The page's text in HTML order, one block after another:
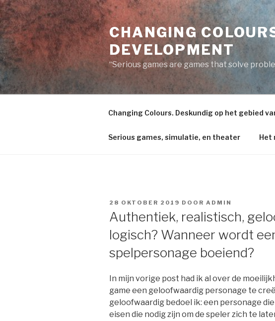
Naar
de
inhoud
springen
CHANGING
DEVELOPMENT
“Serious games are games that solve
Changing Colours. Deskundig op het gebied
Serious games, simulatie, en theater Het
GEPLAATST
28 OKTOBER 2019 DOOR ADMIN
Authentiek, realistisch,
logisch? Wanneer wordt
spelpersonage boeiend?
In mijn vorige post had ik al over de
game een geloofwaardig personage te
geloofwaardig bedoel ik: een personage
eisen die nodig zijn om de speler zich te